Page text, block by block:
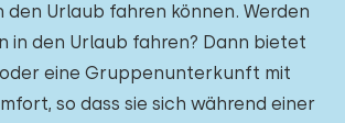
Urlaub fahren können. Werden
in den Urlaub fahren? Dann bietet
eine Gruppenunterkunft mit
so dass sie sich während einer